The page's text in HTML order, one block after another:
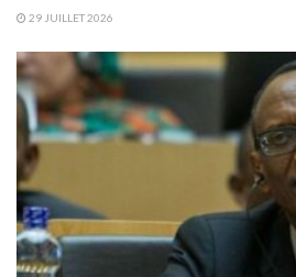
29 JUILLET 2026